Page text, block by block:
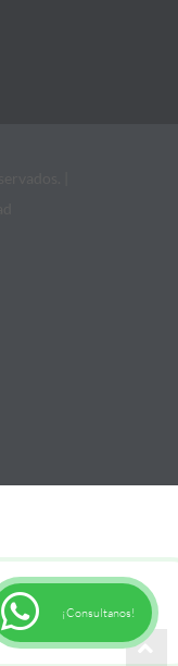
¡Consultanos!